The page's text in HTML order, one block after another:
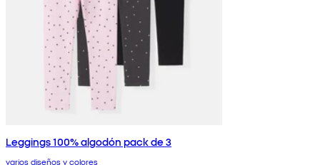
Leggings 100% algodón pack de 3
varios diseños y colores